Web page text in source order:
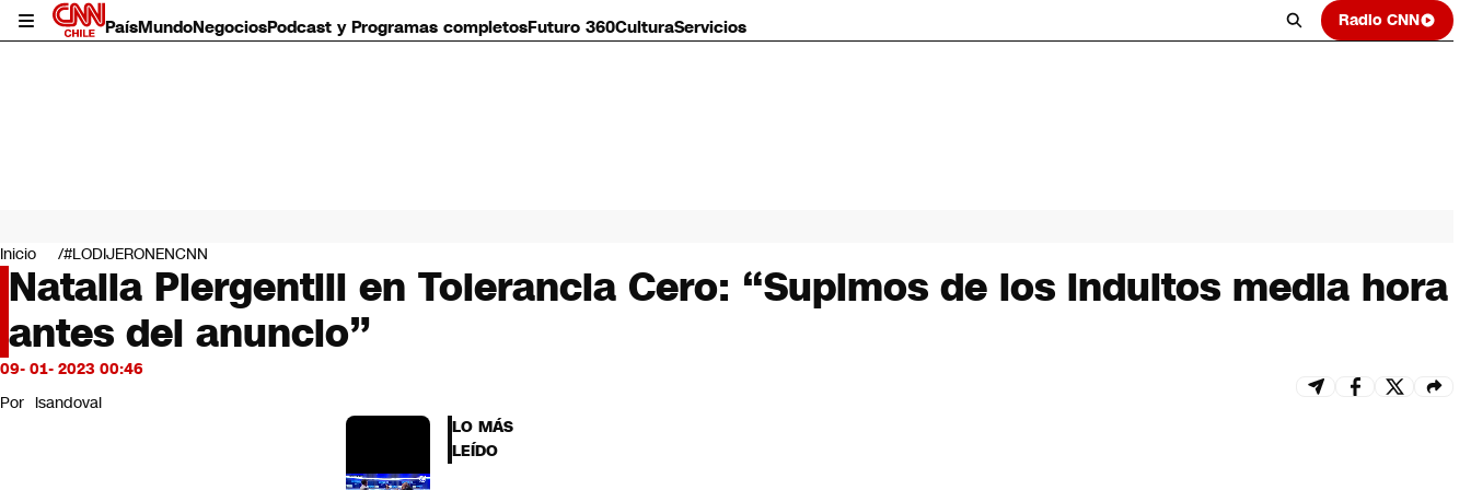
PaísMundoNegociosPodcast y Programas completosFuturo 360CulturaServicios Radio CNN
Mundo
Negocios
Deportes
Programas completos
Cultura
Servicios
Bits
CNN Data
Inicio #LODIJERONENCNN
Natalia Piergentili en Tolerancia Cero: “Supimos de los indultos media hora
antes del anuncio”
09- 01- 2023 00:46
Por lsandoval
LO MÁS
LEÍDO